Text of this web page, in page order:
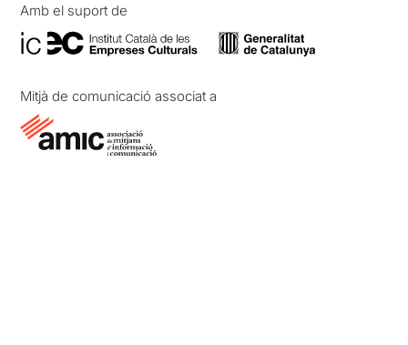
Amb el suport de
Mitjà de comunicació associat a